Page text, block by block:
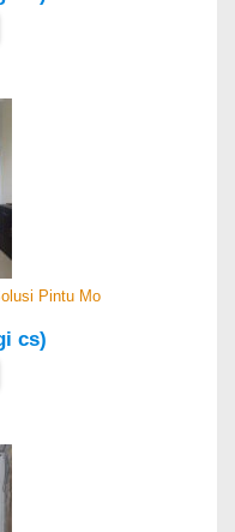
Pintu Mo
cs)